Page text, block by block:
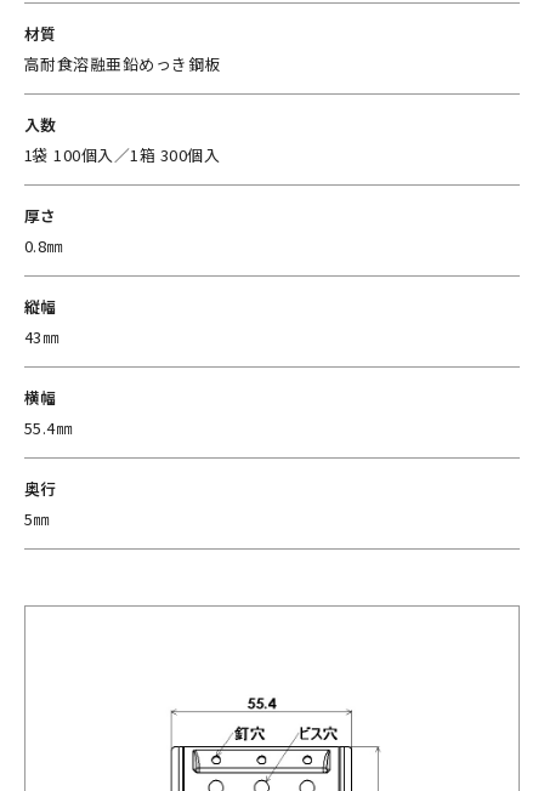
材質
高耐食溶融亜鉛めっき鋼板
入数
1袋 100個入／1箱 300個入
厚さ
0.8㎜
縦幅
43㎜
横幅
55.4㎜
奥行
5㎜